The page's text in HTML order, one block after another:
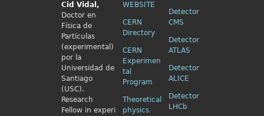
Cid Vidal,
Doctor en
Física de
Partículas
(experimental)
por la
Universidad de
Santiago
(USC).
Research
Fellow in experi
WEBSITE
CERN
Directory
CERN
Experimen
tal
Program
Theoretical
physics
Detector
CMS
Detector
ATLAS
Detector
ALICE
Detector
LHCb